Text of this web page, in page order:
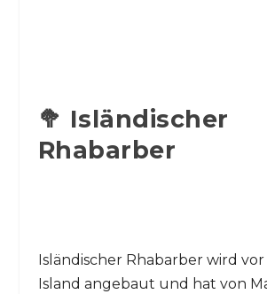
🥦 Isländischer
Rhabarber
Isländischer Rhabarber wird
Island angebaut und hat von